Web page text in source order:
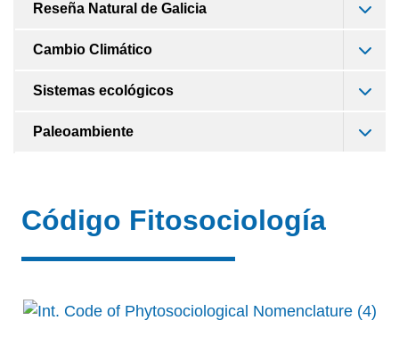
Reseña Natural de Galicia
Cambio Climático
Sistemas ecológicos
Paleoambiente
Código Fitosociología